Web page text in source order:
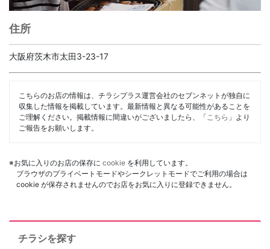
住所
大阪府茨木市太田3-23-17
こちらのお店の情報は、チラシプラス運営会社のセブンネットが独自に
収集した情報を掲載しています。最新情報と異なる可能性があることを
ご理解ください。掲載情報に間違いがございましたら、「 こちら 」より
ご報告をお願いします。
※お気に入りのお店の保存に cookie を利用しています。
ブラウザのプライベートモードやシークレットモードでご利用の場合は
cookie が保存されませんのでお店をお気に入りに登録できません。
チラシを探す